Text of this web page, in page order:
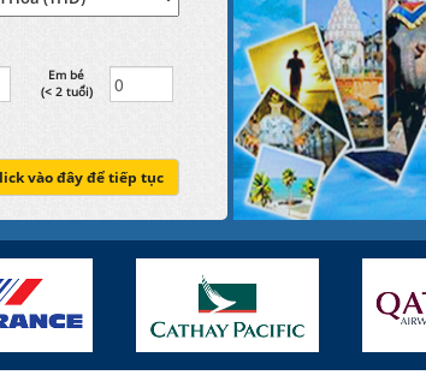
Em bé
(< 2 tuổi)
vào đây để tiếp tục